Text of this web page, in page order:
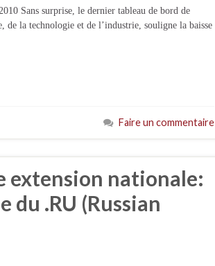
Sans surprise, le dernier tableau de bord de
la technologie et de l’industrie, souligne la baisse
Faire un commentaire
extension nationale:
.RU (Russian